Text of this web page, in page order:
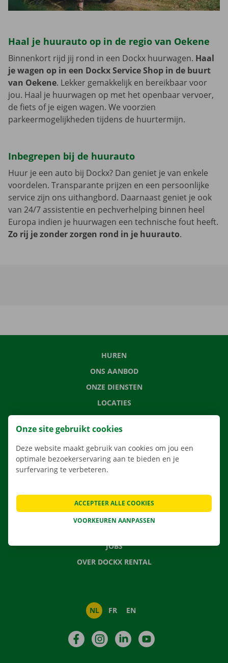
Haal je huurauto op in de regio van Oekene
Binnenkort rijd jij rond in een Dockx huurwagen. Haal
je wagen op in een Dockx Service Shop in de buurt
van Oekene. Lekker gemakkelijk en bereikbaar voor
jou. Haal je huurwagen op met het openbaar vervoer,
de fiets of je eigen wagen. We voorzien
parkeermogelijkheden tijdens de huurtermijn.
Inbegrepen bij de huurauto
Huur je een auto bij Dockx? Dan geniet je van enkele
voordelen. Transparante prijzen en een persoonlijke
service zijn ons uithangbord. Daarnaast geniet je ook
van 24/7 assistentie en pechverhelping binnen heel
Europa indien je huurwagen een technische fout heeft.
Zo rij je zonder zorgen rond in je huurauto.
HUREN
ONS AANBOD
ONZE DIENSTEN
LOCATIES
APP
VERHUISOPLOSSINGEN
VEELGESTELDE VRAGEN
NIEUWS
JOBS
OVER DOCKX RENTAL
NL FR EN
FacebookInstagramLinkedIn
Onze site gebruikt cookies
Deze website maakt gebruik van cookies om jou een
optimale bezoekerservaring aan te bieden en je
surfervaring te verbeteren.
VOORKEUREN AANPASSEN
ACCEPTEER ALLE COOKIES